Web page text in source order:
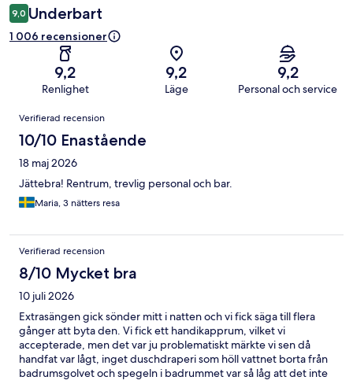
9,0 Underbart
1 006 recensioner
9,2
Renlighet
9,2
Läge
9,2
Personal och service
Recensioner
Verifierad recension
10/10 Enastående
18 maj 2026
Jättebra! Rentrum, trevlig personal och bar.
Maria, 3 nätters resa
Verifierad recension
8/10 Mycket bra
10 juli 2026
Extrasängen gick sönder mitt i natten och vi fick säga till flera
gånger att byta den. Vi fick ett handikapprum, vilket vi
accepterade, men det var ju problematiskt märkte vi sen då
handfat var lågt, inget duschdraperi som höll vattnet borta från
badrumsgolvet och spegeln i badrummet var så låg att det inte